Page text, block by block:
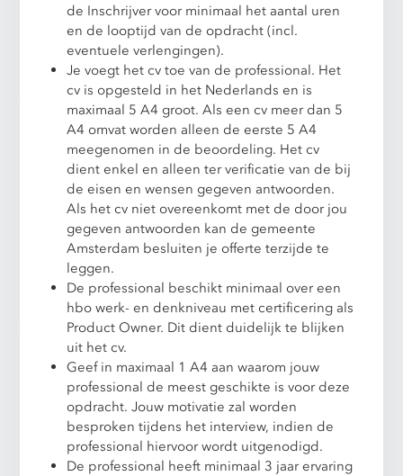
de Inschrijver voor minimaal het aantal uren
en de looptijd van de opdracht (incl.
eventuele verlengingen).
Je voegt het cv toe van de professional. Het
cv is opgesteld in het Nederlands en is
maximaal 5 A4 groot. Als een cv meer dan 5
A4 omvat worden alleen de eerste 5 A4
meegenomen in de beoordeling. Het cv
dient enkel en alleen ter verificatie van de bij
de eisen en wensen gegeven antwoorden.
Als het cv niet overeenkomt met de door jou
gegeven antwoorden kan de gemeente
Amsterdam besluiten je offerte terzijde te
leggen.
De professional beschikt minimaal over een
hbo werk- en denkniveau met certificering als
Product Owner. Dit dient duidelijk te blijken
uit het cv.
Geef in maximaal 1 A4 aan waarom jouw
professional de meest geschikte is voor deze
opdracht. Jouw motivatie zal worden
besproken tijdens het interview, indien de
professional hiervoor wordt uitgenodigd.
De professional heeft minimaal 3 jaar ervaring